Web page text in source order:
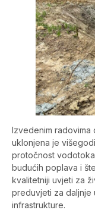
Izvedenim radovima
uklonjena je
protočnost
budućih poplava i
kvalitetniji uvjeti za
preduvjeti za
infrastrukture.